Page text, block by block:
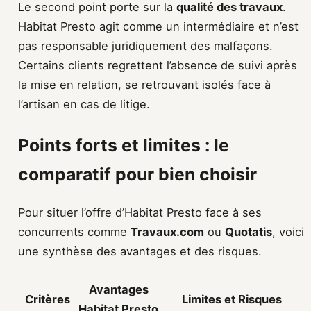
Le second point porte sur la qualité des travaux.
Habitat Presto agit comme un intermédiaire et n’est
pas responsable juridiquement des malfaçons.
Certains clients regrettent l’absence de suivi après
la mise en relation, se retrouvant isolés face à
l’artisan en cas de litige.
Points forts et limites : le
comparatif pour bien choisir
Pour situer l’offre d’Habitat Presto face à ses
concurrents comme Travaux.com ou Quotatis, voici
une synthèse des avantages et des risques.
Critères
Avantages
Limites et Risques